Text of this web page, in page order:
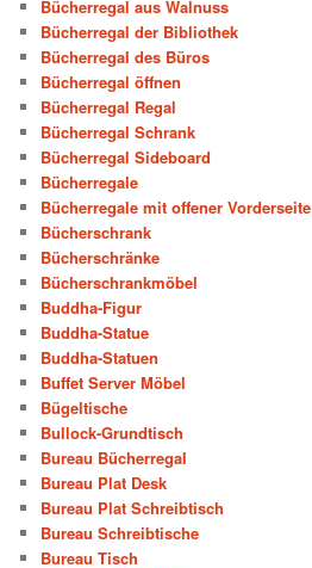
Bücherregal aus Walnuss
Bücherregal der Bibliothek
Bücherregal des Büros
Bücherregal öffnen
Bücherregal Regal
Bücherregal Schrank
Bücherregal Sideboard
Bücherregale
Bücherregale mit offener Vorderseite
Bücherschrank
Bücherschränke
Bücherschrankmöbel
Buddha-Figur
Buddha-Statue
Buddha-Statuen
Buffet Server Möbel
Bügeltische
Bullock-Grundtisch
Bureau Bücherregal
Bureau Plat Desk
Bureau Plat Schreibtisch
Bureau Schreibtische
Bureau Tisch